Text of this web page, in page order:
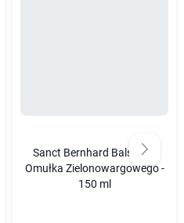
Sanct Bernhard Balsam z
Omułka Zielonowargowego -
150 ml